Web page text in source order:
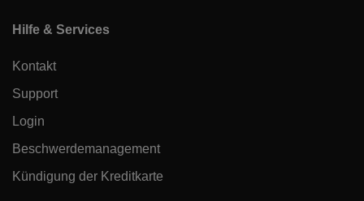
Hilfe & Services
Kontakt
Support
Login
Beschwerdemanagement
Kündigung der Kreditkarte